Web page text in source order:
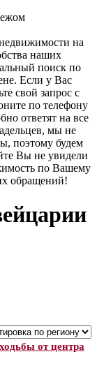
на
наших
поиск по
Если у Вас
свой запрос с
по телефону
ответят на все
мы не
поэтому будем
Вы не увидели
по Вашему
обращений!
от центра